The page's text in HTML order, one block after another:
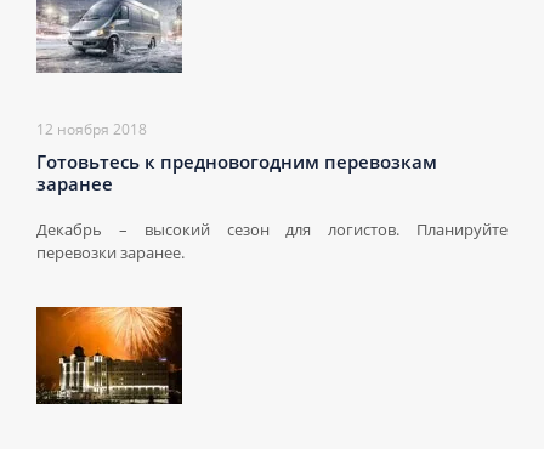
12 ноября 2018
Готовьтесь к предновогодним перевозкам
заранее
Декабрь – высокий сезон для логистов. Планируйте
перевозки заранее.